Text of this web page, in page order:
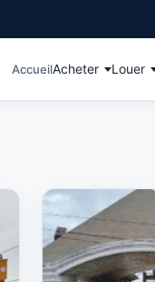
AccueilAcheter Louer